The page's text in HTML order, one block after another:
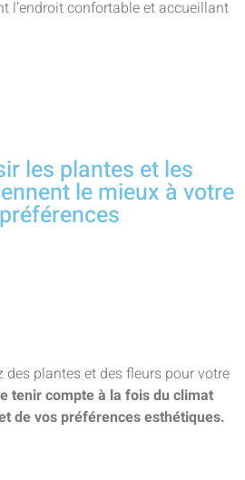
l’endroit confortable et accueillant
les plantes et les
le mieux à votre
plantes et des fleurs pour votre
tenir compte à la fois du climat
de vos préférences esthétiques.